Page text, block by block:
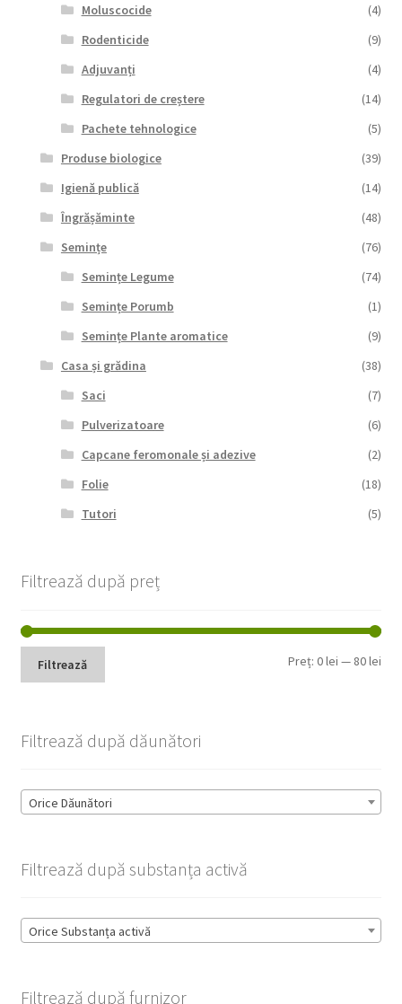
Moluscocide
(4)
Rodenticide
(9)
Adjuvanți
(4)
Regulatori de creștere
(14)
Pachete tehnologice
(5)
Produse biologice
(39)
Igienă publică
(14)
Îngrășăminte
(48)
Semințe
(76)
Semințe Legume
(74)
Semințe Porumb
(1)
Semințe Plante aromatice
(9)
Casa și grădina
(38)
Saci
(7)
Pulverizatoare
(6)
Capcane feromonale și adezive
(2)
Folie
(18)
Tutori
(5)
Filtrează după preț
Filtrează Preț:0 lei — 80 lei
Filtrează după dăunători
Orice Dăunători
Filtrează după substanța activă
Orice Substanța activă
Filtrează după furnizor